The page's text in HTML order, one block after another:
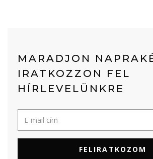
MARADJON
IRATKOZZON FEL
HÍRLEVELÜNKRE
FELIRATKOZOM